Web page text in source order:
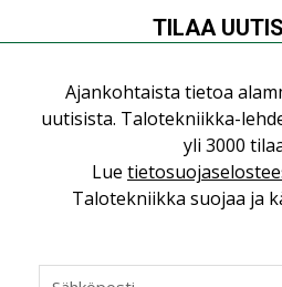
yhdistävät useita
saman katon alle”
Bravida sai LVI-
AJANKOHTAISTA,TILAAJILLE
Kaivamattomat
LEHDEN ARTIKKELIT,TILAAJILLE
TILAA
Ajankohtaista tietoa
uutisista. Talotekniikka-
yli 3000
Lue
Talotekniikka suojaa ja